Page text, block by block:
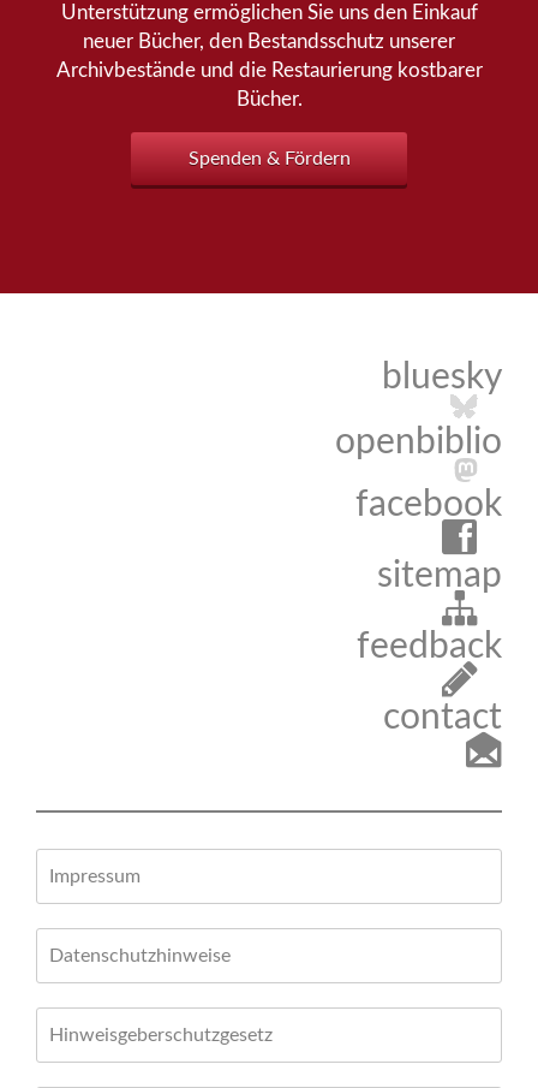
Unterstützung ermöglichen Sie uns den Einkauf
neuer Bücher, den Bestandsschutz unserer
Archivbestände und die Restaurierung kostbarer
Bücher.
Spenden & Fördern
bluesky
openbiblio
facebook
sitemap
feedback
contact
Impressum
Datenschutzhinweise
Hinweisgeberschutzgesetz